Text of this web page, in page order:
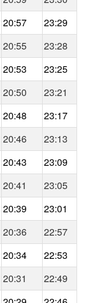
20:57
23:29
20:55
23:28
20:53
23:25
20:50
23:21
20:48
23:17
20:46
23:13
20:43
23:09
20:41
23:05
20:39
23:01
20:36
22:57
20:34
22:53
20:31
22:49